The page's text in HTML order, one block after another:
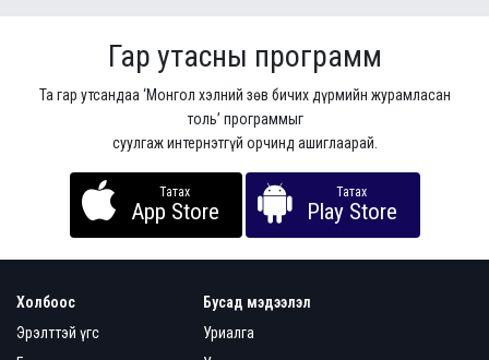
Гар утасны программ
Та гар утсандаа ‘Монгол хэлний зөв бичих дүрмийн журамласан
толь’ программыг
суулгаж интернэтгүй орчинд ашиглаарай.
Татах
App Store
Татах
Play Store
Холбоос
Эрэлттэй үгс
Бусад мэдээлэл
Уриалга